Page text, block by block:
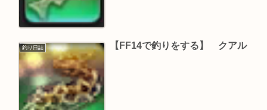
釣り日誌 【FF14で釣りをする】 クアル